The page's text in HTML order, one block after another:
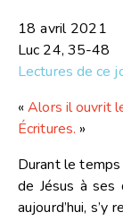
18 avril
Luc 24, 35-48
Lectures de ce
«Alors il ouvrit
Écritures. »
Durant le
de Jésus à ses
aujourd’hui,